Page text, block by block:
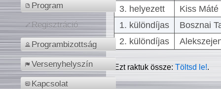
Program
Regisztráció
Programbizottság
Versenyhelyszín
Kapcsolat
3. helyezett
Kiss
1. különdíjas
Bosznai
2. különdíjas
Ezt raktuk össze:Töltsd le!.